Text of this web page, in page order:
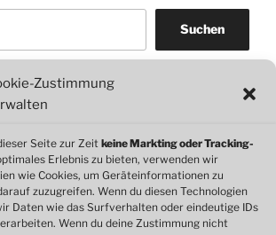
Zustimmung
Seite zur Zeit keine Markting oder Tracking-
Erlebnis zu bieten, verwenden wir
wie Cookies, um Geräteinformationen zu
zuzugreifen. Wenn du diesen Technologien
Daten wie das Surfverhalten oder eindeutige IDs
Wenn du deine Zustimmung nicht
Suchen
Neuburg e.V.